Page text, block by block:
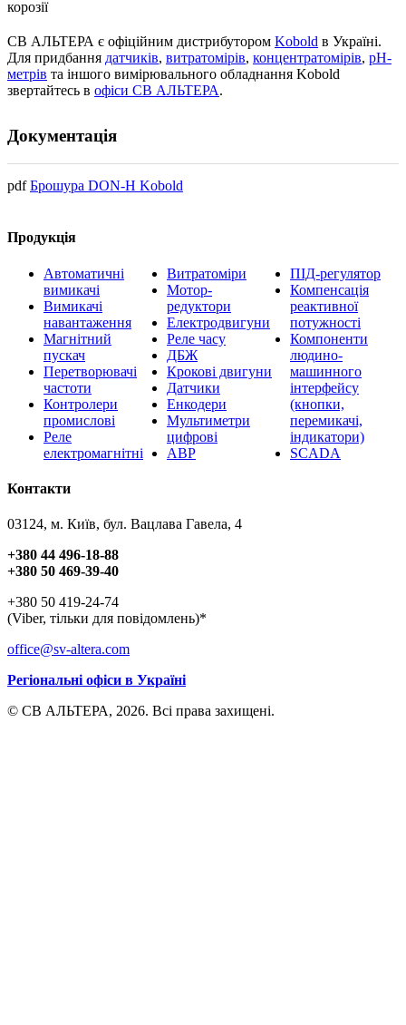
корозії
СВ АЛЬТЕРА є офіційним дистрибутором Kobold в Україні.
Для придбання датчиків, витратомірів, концентратомірів, pH-
метрів та іншого вимірювального обладнання Kobold
звертайтесь в офіси СВ АЛЬТЕРА.
Документація
pdf Брошура DON-H Kobold
Продукція
Автоматичні
вимикачі
Вимикачі
навантаження
Магнітний
пускач
Перетворювачі
частоти
Контролери
промислові
Реле
електромагнітні
Витратоміри
Мотор-
редуктори
Електродвигуни
Реле часу
ДБЖ
Крокові двигуни
Датчики
Енкодери
Мультиметри
цифрові
АВР
ПІД-регулятор
Компенсація
реактивної
потужності
Компоненти
людино-
машинного
інтерфейсу
(кнопки,
перемикачі,
індикатори)
SCADA
Контакти
03124, м. Київ, бул. Вацлава Гавела, 4
+380 44 496-18-88
+380 50 469-39-40
+380 50 419-24-74
(Viber, тільки для повідомлень)*
office@sv-altera.com
Регіональні офіси в Україні
© СВ АЛЬТЕРА, 2026. Всі права захищені.